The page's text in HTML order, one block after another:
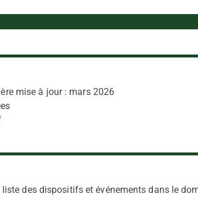
mise à jour : mars 2026
liste des dispositifs et événements dans le